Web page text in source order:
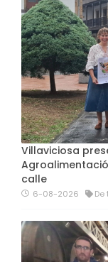
Villaviciosa
calle
6-08-2026